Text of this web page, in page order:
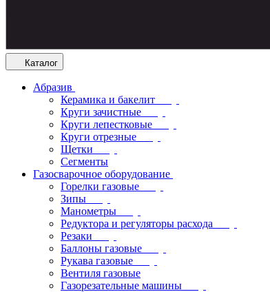
Каталог
Абразив
Керамика и бакелит
Круги зачистные
Круги лепестковые
Круги отрезные
Щетки
Сегменты
Газосварочное оборудование
Горелки газовые
Зипы
Манометры
Редуктора и регуляторы расхода
Резаки
Баллоны газовые
Рукава газовые
Вентиля газовые
Газорезательные машины